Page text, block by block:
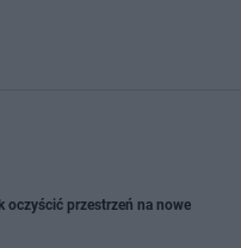
oczyścić przestrzeń na nowe